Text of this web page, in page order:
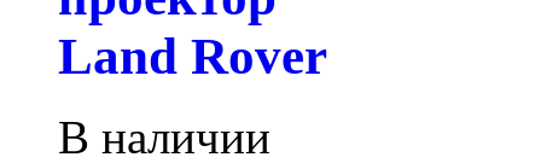
Land Rover
В наличии